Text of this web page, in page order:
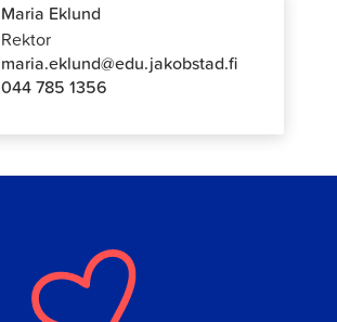
Maria Eklund
Rektor
maria.eklund@edu.jakobstad.fi
044 785 1356